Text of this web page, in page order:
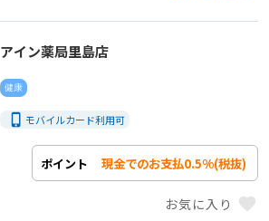
アイン薬局里島店
健康
phone_iphone モバイルカード利用可
ポイント 現金でのお支払0.5%(税抜)
お気に入り favorite